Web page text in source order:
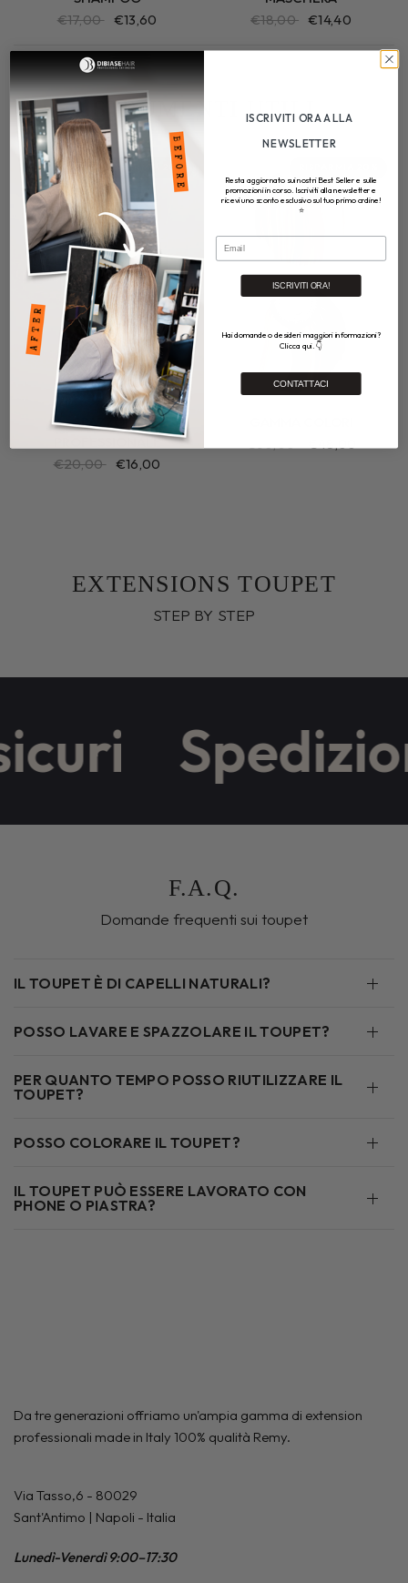
€17,00 €13,60
€18,00 €14,40
STRUMENTI UTILI
RISPARMIA 20%
SPAZZOLA
PROFESSIONALE
€20,00 €16,00
€60,00 €48,00
EXTENSIONS TOUPET
STEP BY STEP
F.A.Q.
Domande frequenti sui toupet
IL TOUPET È DI CAPELLI NATURALI?
POSSO LAVARE E SPAZZOLARE IL TOUPET?
PER QUANTO TEMPO POSSO RIUTILIZZARE IL
TOUPET?
POSSO COLORARE IL TOUPET?
IL TOUPET PUÒ ESSERE LAVORATO CON
PHONE O PIASTRA?
Da tre generazioni offriamo un'ampia gamma di extension
professionali made in Italy 100% qualità Remy.
Via Tasso,6 - 80029
Sant'Antimo | Napoli - Italia
Lunedì-Venerdì 9:00–17:30
ISCRIVITI ORA ALLA
NEWSLETTER
Resta aggiornato sui nostri Best Seller e sulle
promozioni in corso. Iscriviti alla newsletter e
ricevi uno sconto esclusivo sul tuo primo ordine!
⭐
Email
ISCRIVITI ORA!
Hai domande o desideri maggiori informazioni?
Clicca qui. 👇
CONTATTACI